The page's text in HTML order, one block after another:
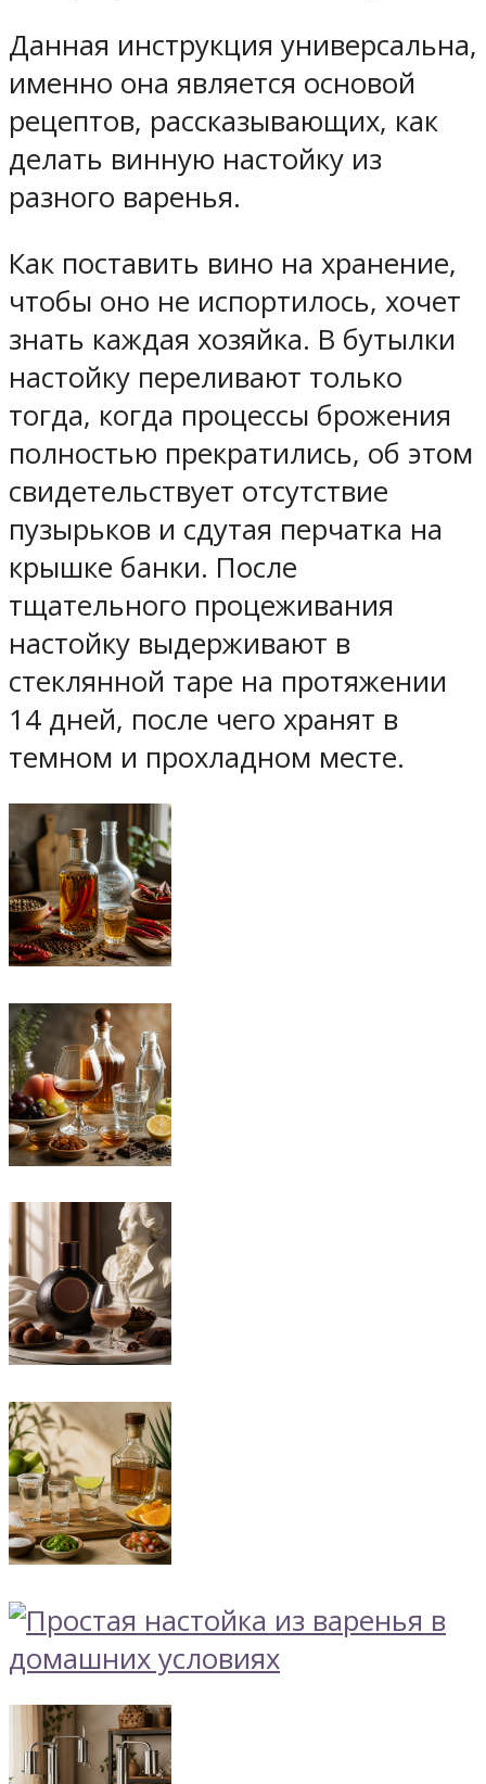
Данная инструкция универсальна,
именно она является основой
рецептов, рассказывающих, как
делать винную настойку из
разного варенья.
Как поставить вино на хранение,
чтобы оно не испортилось, хочет
знать каждая хозяйка. В бутылки
настойку переливают только
тогда, когда процессы брожения
полностью прекратились, об этом
свидетельствует отсутствие
пузырьков и сдутая перчатка на
крышке банки. После
тщательного процеживания
настойку выдерживают в
стеклянной таре на протяжении
14 дней, после чего хранят в
темном и прохладном месте.